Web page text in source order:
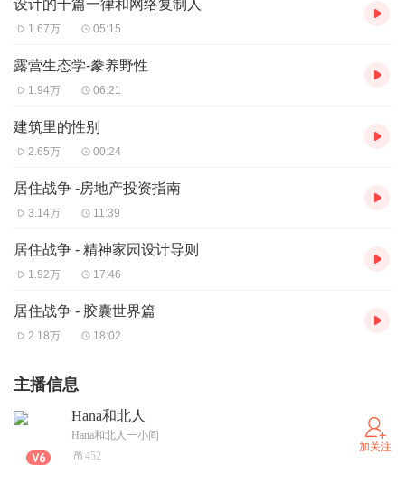
论足，这些评论是将他们整体作为「综艺制作的客体」来看待，而
不是针对其独立个体、人格。我们钦佩每一位参加者的勇气和才
时间轴 Timeline：
03:02 令人心动的offer如何选角？
10:38 一档职场节目，居然颜值即正义？
28:05 彻底撕破建筑行业（心动的offer限定版）的虚假面
43:20 高价值感+高消耗，设计师如何可持续生存？
58:00 是造星，也是剧本杀，但不是职场现实
01:11:24 综艺幻象如何消费一个行业，又如何掩盖背后的
01:21:52 令人心动的offer5 - 编导季！
设计的千篇一律和网络复制人
1.67万 05:15
露营生态学-豢养野性
1.94万 06:21
建筑里的性别
2.65万 00:24
居住战争 -房地产投资指南
3.14万 11:39
居住战争 - 精神家园设计导则
1.92万 17:46
居住战争 - 胶囊世界篇
2.18万 18:02
主播信息
Hana和北人
Hana和北人一小间
452
加关注